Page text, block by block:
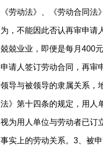
《劳动法》、《劳动合同
为，不能因此否认再审申请
兢兢业业，即便是每月400
申请人签订劳动合同，再审
领导与被领导的隶属关系，
法》第十四条的规定，用人
视为用人单位与劳动者已订
事实上的劳动关系。3、被